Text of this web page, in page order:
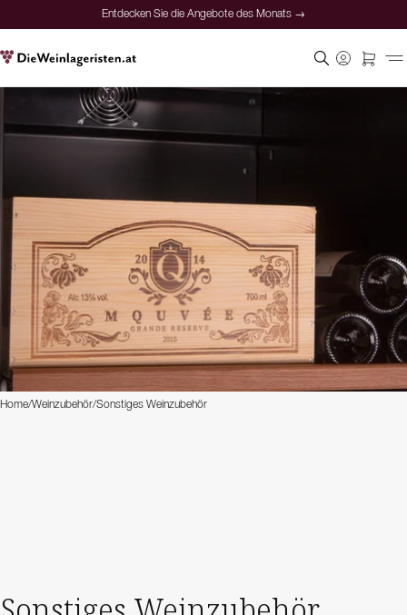
Entdecken Sie die Angebote des Monats →
Home/Weinzubehör/Sonstiges Weinzubehör